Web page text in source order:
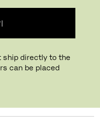
ship directly to the
can be placed
From here we do not offer
your local store.